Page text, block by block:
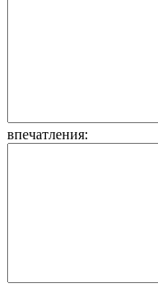
впечатления: